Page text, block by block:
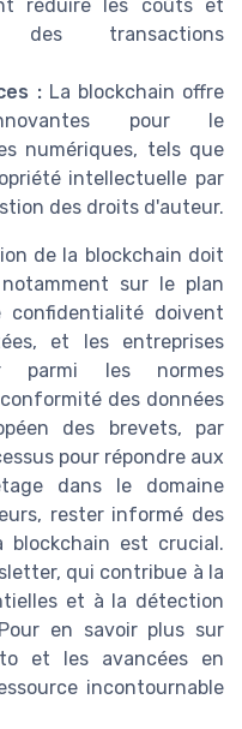
réduire les coûts et
des transactions
:La blockchain offre
pour le
numériques, tels que
intellectuelle par
des droits d'auteur.
de la blockchain doit
sur le plan
confidentialité doivent
et les entreprises
parmi les normes
des données
des brevets, par
pour répondre aux
dans le domaine
rester informé des
blockchain est crucial.
qui contribue à la
et à la détection
en savoir plus sur
et les avancées en
incontournable